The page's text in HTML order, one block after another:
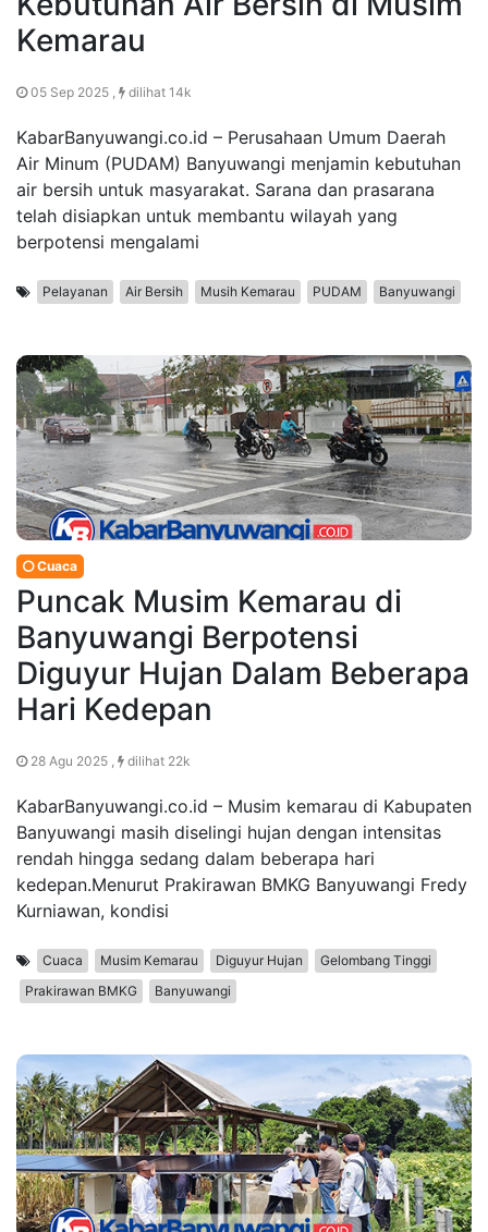
Kemarau
05 Sep 2025 , dilihat 14k
KabarBanyuwangi.co.id – Perusahaan Umum Daerah
Air Minum (PUDAM) Banyuwangi menjamin kebutuhan
air bersih untuk masyarakat. Sarana dan prasarana
telah disiapkan untuk membantu wilayah yang
berpotensi mengalami
Pelayanan Air Bersih Musih Kemarau PUDAM Banyuwangi
Cuaca
Puncak Musim Kemarau di
Banyuwangi Berpotensi
Diguyur Hujan Dalam Beberapa
Hari Kedepan
28 Agu 2025 , dilihat 22k
KabarBanyuwangi.co.id – Musim kemarau di Kabupaten
Banyuwangi masih diselingi hujan dengan intensitas
rendah hingga sedang dalam beberapa hari
kedepan.Menurut Prakirawan BMKG Banyuwangi Fredy
Kurniawan, kondisi
Cuaca Musim Kemarau Diguyur Hujan
Gelombang Tinggi
Prakirawan BMKG
Banyuwangi